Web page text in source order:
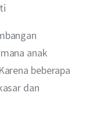
anak
beberapa
dan